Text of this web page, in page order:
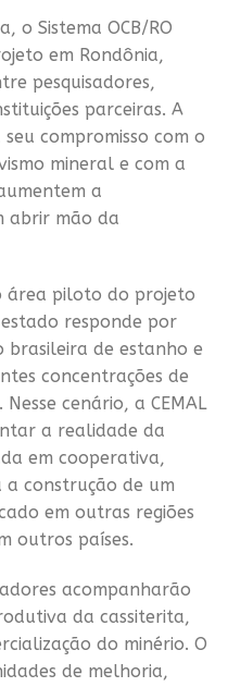
o Sistema OCB/RO
em Rondônia,
pesquisadores,
parceiras. A
compromisso com o
mineral e com a
a
abrir mão da
área piloto do projeto
responde por
brasileira de estanho e
concentrações de
cenário, a CEMAL
a realidade da
em cooperativa,
construção de um
em outras regiões
outros países.
acompanharão
da cassiterita,
do minério. O
de melhoria,